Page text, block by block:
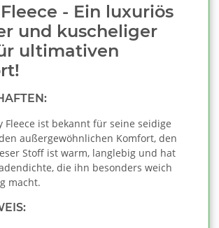
- Ein luxuriös
und kuscheliger
ultimativen
Fleece ist bekannt für seine seidige
außergewöhnlichen Komfort, den
Stoff ist warm, langlebig und hat
die ihn besonders weich
macht.